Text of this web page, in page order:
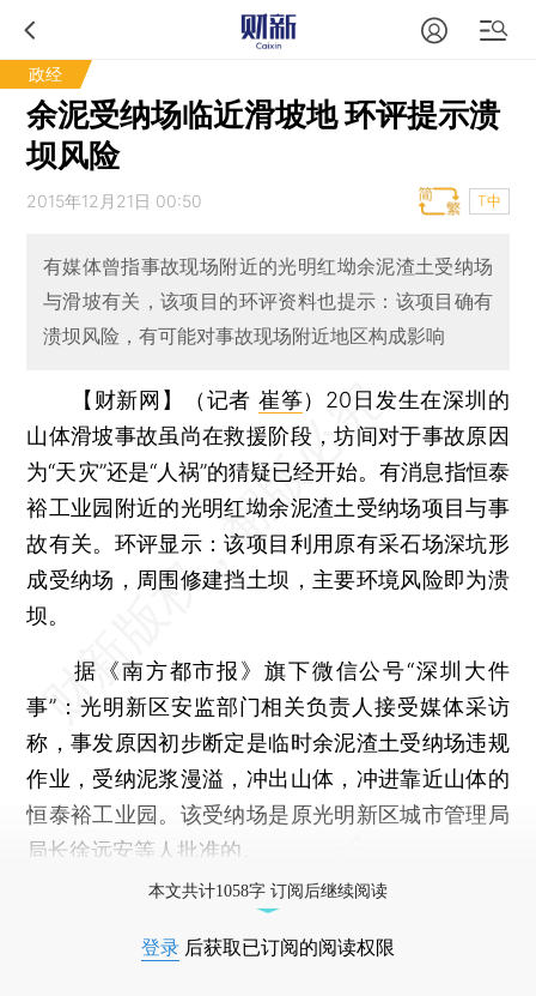
政经
余泥受纳场临近滑坡地 环评提示溃
坝风险
2015年12月21日 00:50 T中
有媒体曾指事故现场附近的光明红坳余泥渣土受纳场
与滑坡有关，该项目的环评资料也提示：该项目确有
溃坝风险，有可能对事故现场附近地区构成影响
【财新网】（记者 崔筝） 20日发生在深圳的
山体滑坡事故虽尚在救援阶段，坊间对于事故原因
为“天灾”还是“人祸”的猜疑已经开始。有消息指恒泰
裕工业园附近的光明红坳余泥渣土受纳场项目与事
故有关。环评显示：该项目利用原有采石场深坑形
成受纳场，周围修建挡土坝，主要环境风险即为溃
坝。
据《南方都市报》旗下微信公号“深圳大件
事”：光明新区安监部门相关负责人接受媒体采访
称，事发原因初步断定是临时余泥渣土受纳场违规
作业，受纳泥浆漫溢，冲出山体，冲进靠近山体的
恒泰裕工业园。该受纳场是原光明新区城市管理局
局长徐远安等人批准的。
本文共计1058字 订阅后继续阅读
登录 后获取已订阅的阅读权限